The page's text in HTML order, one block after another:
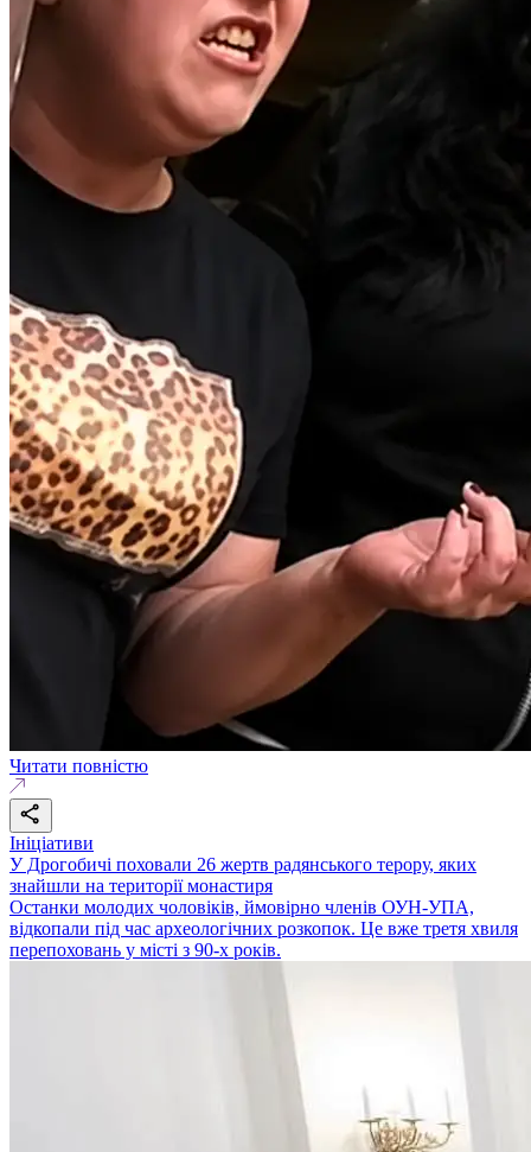
Читати повністю
Ініціативи
У Дрогобичі поховали 26 жертв радянського терору, яких
знайшли на території монастиря
Останки молодих чоловіків, ймовірно членів ОУН-УПА,
відкопали під час археологічних розкопок. Це вже третя хвиля
перепоховань у місті з 90-х років.